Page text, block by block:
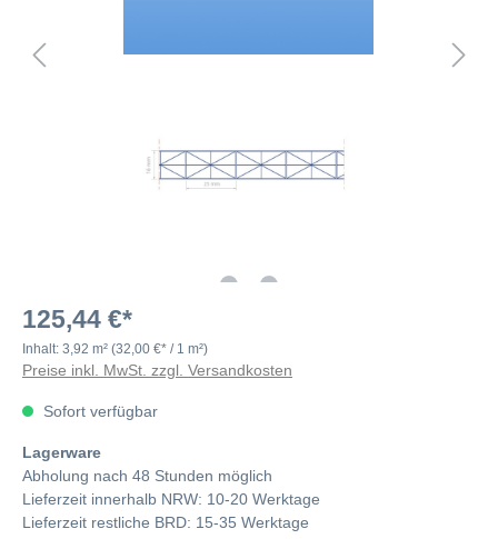
125,44 €*
Inhalt: 3,92 m² (32,00 €* / 1 m²)
Preise inkl. MwSt. zzgl. Versandkosten
Sofort verfügbar
Lagerware
Abholung nach 48 Stunden möglich
Lieferzeit innerhalb NRW: 10-20 Werktage
Lieferzeit restliche BRD: 15-35 Werktage